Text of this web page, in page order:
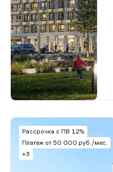
Рассрочка с ПВ 12%
Платеж от 50 000 руб./мес.
+3